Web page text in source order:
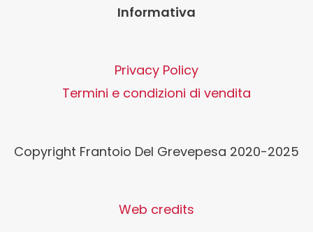
Informativa
Privacy Policy
Termini e condizioni di vendita
Copyright Frantoio Del Grevepesa 2020-2025
Web credits